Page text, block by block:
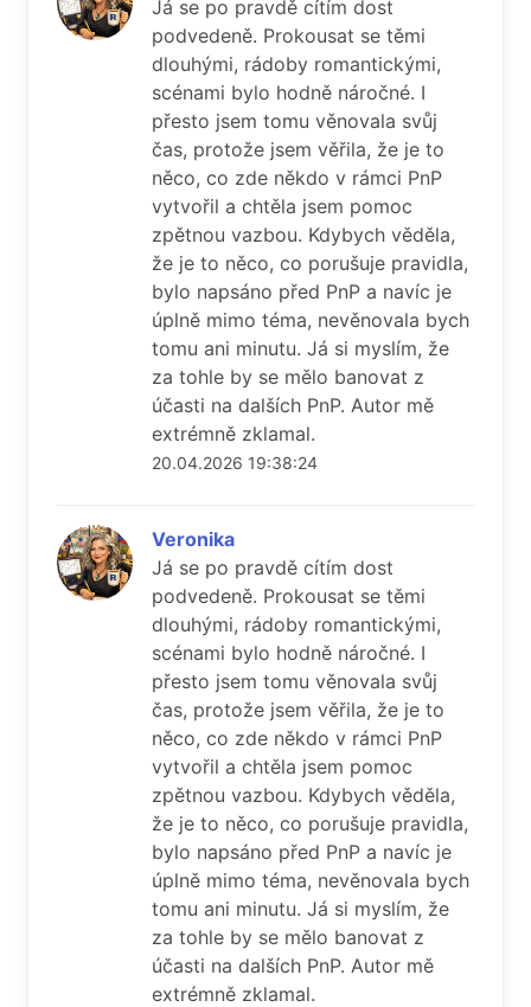
Já se po pravdě cítím dost
podvedeně. Prokousat se těmi
dlouhými, rádoby romantickými,
scénami bylo hodně náročné. I
přesto jsem tomu věnovala svůj
čas, protože jsem věřila, že je to
něco, co zde někdo v rámci PnP
vytvořil a chtěla jsem pomoc
zpětnou vazbou. Kdybych věděla,
že je to něco, co porušuje pravidla,
bylo napsáno před PnP a navíc je
úplně mimo téma, nevěnovala bych
tomu ani minutu. Já si myslím, že
za tohle by se mělo banovat z
účasti na dalších PnP. Autor mě
extrémně zklamal.
20.04.2026 19:38:24
Veronika
Já se po pravdě cítím dost
podvedeně. Prokousat se těmi
dlouhými, rádoby romantickými,
scénami bylo hodně náročné. I
přesto jsem tomu věnovala svůj
čas, protože jsem věřila, že je to
něco, co zde někdo v rámci PnP
vytvořil a chtěla jsem pomoc
zpětnou vazbou. Kdybych věděla,
že je to něco, co porušuje pravidla,
bylo napsáno před PnP a navíc je
úplně mimo téma, nevěnovala bych
tomu ani minutu. Já si myslím, že
za tohle by se mělo banovat z
účasti na dalších PnP. Autor mě
extrémně zklamal.